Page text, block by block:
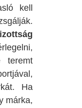
kell
teremt
Ha
márka,